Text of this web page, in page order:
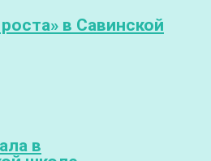
в Савинской
в